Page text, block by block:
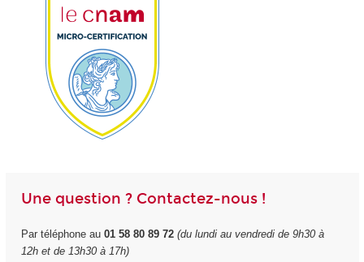
Une question ? Contactez-nous !
Par téléphone au 01 58 80 89 72 (du lundi au vendredi de 9h30 à
12h et de 13h30 à 17h)